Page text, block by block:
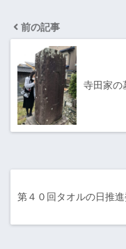
前の記事
寺田家
第４０回タオルの日推